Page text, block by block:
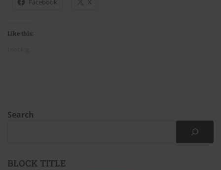
Facebook X
Like this:
Search
BLOCK TITLE